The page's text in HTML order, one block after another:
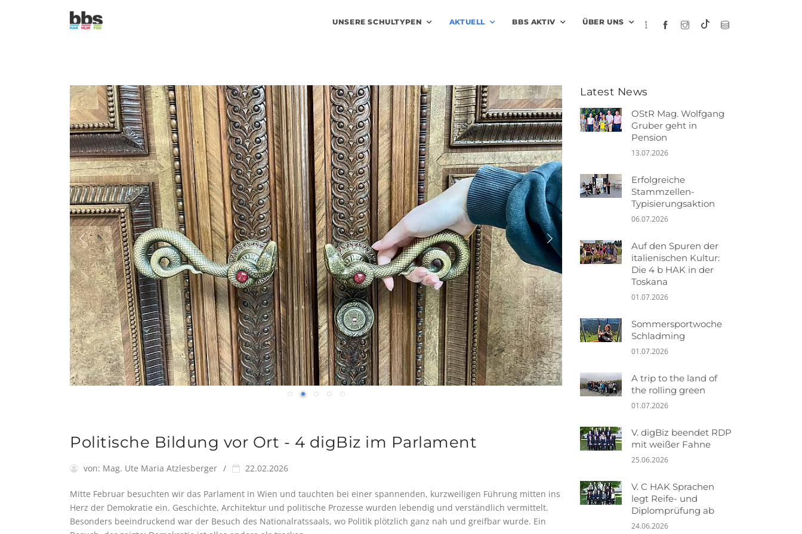
UNSERE SCHULTYPEN AKTUELL BBS AKTIV ÜBER UNS
Politische Bildung vor Ort - 4 digBiz im Parlament
von: Mag. Ute Maria Atzlesberger 22.02.2026
Mitte Februar besuchten wir das Parlament in Wien und tauchten bei einer spannenden, kurzweiligen Führung mitten ins
Herz der Demokratie ein. Geschichte, Architektur und politische Prozesse wurden lebendig und verständlich vermittelt.
Besonders beeindruckend war der Besuch des Nationalratssaals, wo Politik plötzlich ganz nah und greifbar wurde. Ein
Latest News
OStR Mag. Wolfgang
Gruber geht in
Pension
13.07.2026
Erfolgreiche
Stammzellen-
Typisierungsaktion
06.07.2026
Auf den Spuren der
italienischen Kultur:
Die 4 b HAK in der
Toskana
01.07.2026
Sommersportwoche
Schladming
01.07.2026
A trip to the land of
the rolling green
01.07.2026
V. digBiz beendet RDP
mit weißer Fahne
25.06.2026
V. C HAK Sprachen
legt Reife- und
Diplomprüfung ab
24.06.2026